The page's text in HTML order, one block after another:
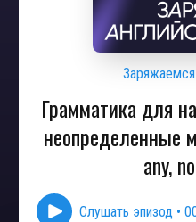
Заряжаемся
Грамматика для
неопределенные
any,
Слушать эпизод •